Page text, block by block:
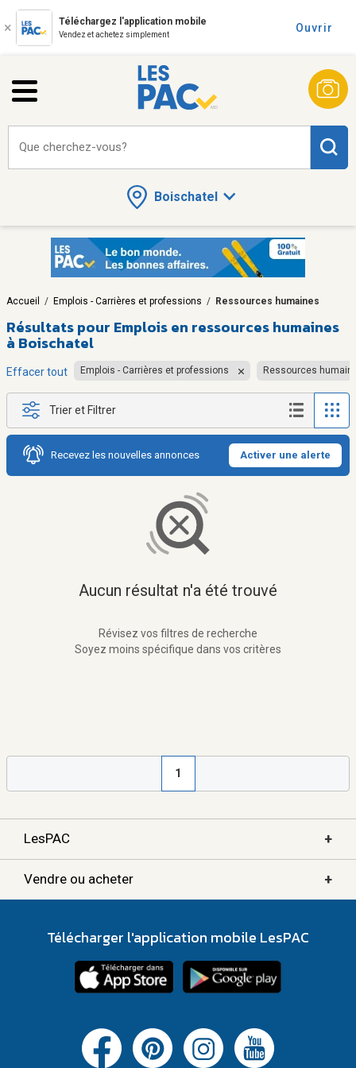
Téléchargez l'application mobile
Vendez et achetez simplement
Ouvrir
Boischatel
Que cherchez-vous?
Accueil / Emplois - Carrières et professions / Ressources humaines
Résultats pour Emplois en ressources humaines
à Boischatel
Effacer tout Emplois - Carrières et professions Ressources
Trier et Filtrer
Recevez les nouvelles annonces Activer une alerte
Aucun résultat n'a été trouvé
Révisez vos filtres de recherche
Soyez moins spécifique dans vos critères
1
LesPAC +
Vendre ou acheter +
Télécharger l'application mobile LesPAC